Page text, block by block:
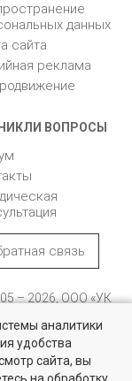
на вторичом
данных
сайта
реклама
ВОПРОСЫ
связь
– 2026, ООО «УК
Санкт-
пр. Юрия
1
аналитики
удобства
сайта, вы